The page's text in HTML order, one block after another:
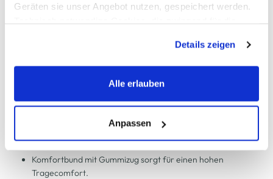
Geräten sie unser Angebot nutzen, gespeichert werden.
werden, werden bei der Nutzung der Webseite auf jeden
Fall gesetzt. Cookies von Drittanbietern für Analyse- oder
Trackingzwecke werden nur dann aktiviert, wenn Sie das
erlauben" bzw. "Alle erlauben" klicken. Mehr dazu
(einschließlich der Möglichkeit, die Einwilligungserklärung
zu ändern oder zu widerrufen) erfahren Sie in unserem
Cookie-Hinweisbzw. derDatenschutzerklärung.
Details zeigen
Alle erlauben
Anpassen
funktionale Arbeitsshort aus robustem, strapazierfähigem
Material von Worker
Komfortbund mit Gummizug sorgt für einen hohen
Tragecomfort.